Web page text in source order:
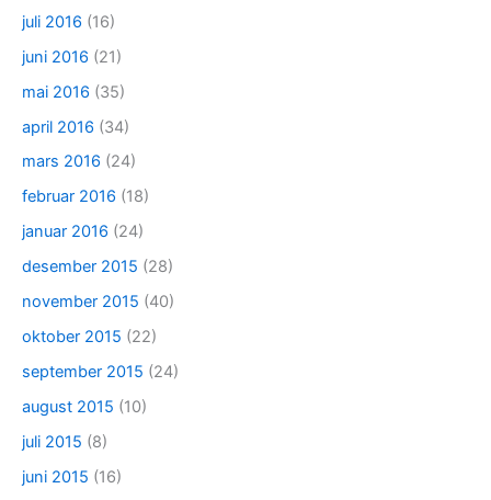
juli 2016 (16)
juni 2016 (21)
mai 2016 (35)
april 2016 (34)
mars 2016 (24)
februar 2016 (18)
januar 2016 (24)
desember 2015 (28)
november 2015 (40)
oktober 2015 (22)
september 2015 (24)
august 2015 (10)
juli 2015 (8)
juni 2015 (16)